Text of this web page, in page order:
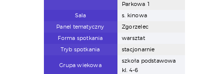
Parkowa 1
Sala
s. kinowa
Panel tematyczny
Zgorzelec
Forma spotkania
warsztat
Tryb spotkania
stacjonarnie
Grupa wiekowa
szkoła podstawowa
kl. 4-6